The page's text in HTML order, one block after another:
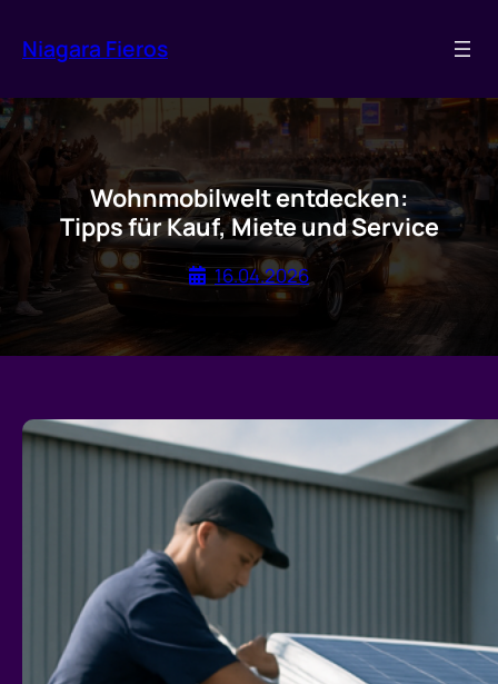
Inhalt
springen
Niagara Fieros
Wohnmobilwelt entdecken:
Tipps für Kauf, Miete und Service
16.04.2026